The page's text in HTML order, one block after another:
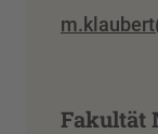
Fakultät